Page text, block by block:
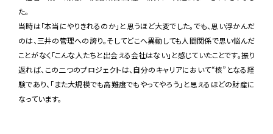
た。
当時は「本当にやりきれるのか」と思うほど大変でした。でも、思い浮かんだ
のは、三井の管理への誇り。そしてどこへ異動しても人間関係で思い悩んだ
ことがなく「こんな人たちと出会える会社はない」と感じていたことです。振り
返れば、この二つのプロジェクトは、自分のキャリアにおいて“核”となる経
験であり、「また大規模でも高難度でもやってやろう」と思えるほどの財産に
なっています。